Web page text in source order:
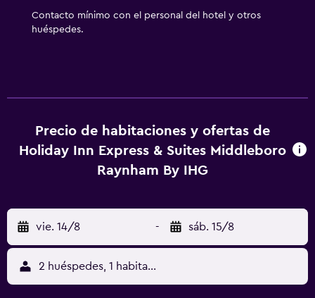
ofrece servicio de limpieza todos los días. Los servicios de
ocio y esparcimiento en este hotel incluyen gimnasio.
Contacto mínimo con el personal del hotel y otros
huéspedes.
Precio de habitaciones y ofertas de
Holiday Inn Express & Suites Middleboro
Raynham By IHG
vie. 14/8 - sáb. 15/8
2 huéspedes, 1 habitación